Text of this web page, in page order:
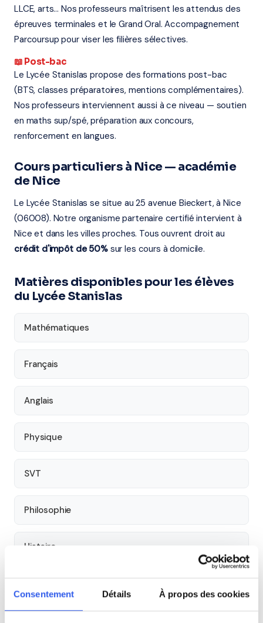
Consentement Détails À propos des cookies
LLCE, arts... Nos professeurs maîtrisent les attendus des
épreuves terminales et le Grand Oral. Accompagnement
Parcoursup pour viser les filières sélectives.
📖 Post-bac
Le Lycée Stanislas propose des formations post-bac
(BTS, classes préparatoires, mentions complémentaires).
Nos professeurs interviennent aussi à ce niveau — soutien
en maths sup/spé, préparation aux concours,
renforcement en langues.
Cours particuliers à Nice — académie
de Nice
Le Lycée Stanislas se situe au 25 avenue Bieckert, à Nice
(06008). Notre organisme partenaire certifié intervient à
Nice et dans les villes proches. Tous ouvrent droit au
crédit d'impôt de 50%sur les cours à domicile.
Matières disponibles pour les élèves
du Lycée Stanislas
Mathématiques
Français
Anglais
Physique
SVT
Philosophie
Histoire